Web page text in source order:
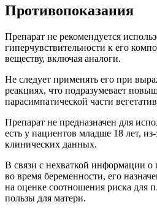
Противопоказания
Препарат не рекомендуется
гиперчувствительности к его
веществу, включая аналоги.
Не следует применять его при
реакциях, что подразумевает
парасимпатической части
Препарат не предназначен для
есть у пациентов младше 18 лет,
клинических данных.
В связи с нехваткой информации
во время беременности, его
на оценке соотношения риска для
пользы для матери.